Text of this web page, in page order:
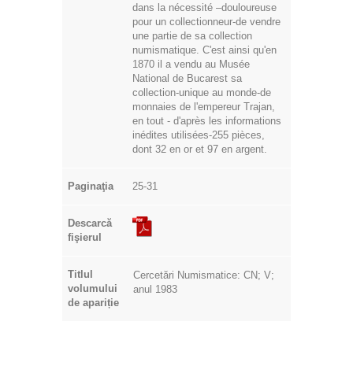
dans la nécessité –douloureuse
pour un collectionneur-de vendre
une partie de sa collection
numismatique. C'est ainsi qu'en
1870 il a vendu au Musée
National de Bucarest sa
collection-unique au monde-de
monnaies de l'empereur Trajan,
en tout - d'après les informations
inédites utilisées-255 pièces,
dont 32 en or et 97 en argent.
Paginaţia 25-31
Descarcă
fişierul
Titlul
volumului
de apariție
Cercetări Numismatice: CN; V;
anul 1983